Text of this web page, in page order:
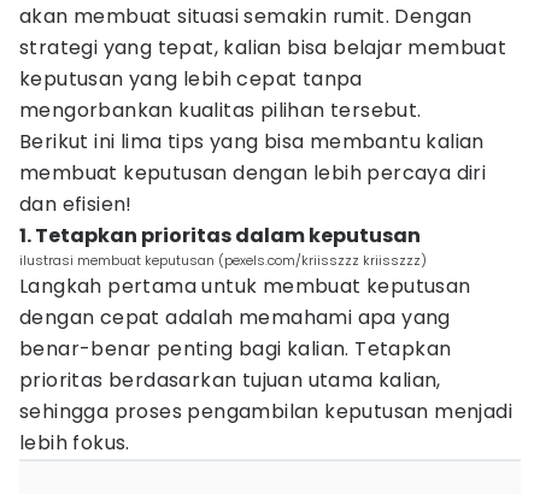
akan membuat situasi semakin rumit. Dengan
strategi yang tepat, kalian bisa belajar membuat
keputusan yang lebih cepat tanpa
mengorbankan kualitas pilihan tersebut.
Berikut ini lima tips yang bisa membantu kalian
membuat keputusan dengan lebih percaya diri
dan efisien!
1. Tetapkan prioritas dalam keputusan
ilustrasi membuat keputusan (pexels.com/kriisszzz kriisszzz)
Langkah pertama untuk membuat keputusan
dengan cepat adalah memahami apa yang
benar-benar penting bagi kalian. Tetapkan
prioritas berdasarkan tujuan utama kalian,
sehingga proses pengambilan keputusan menjadi
lebih fokus.